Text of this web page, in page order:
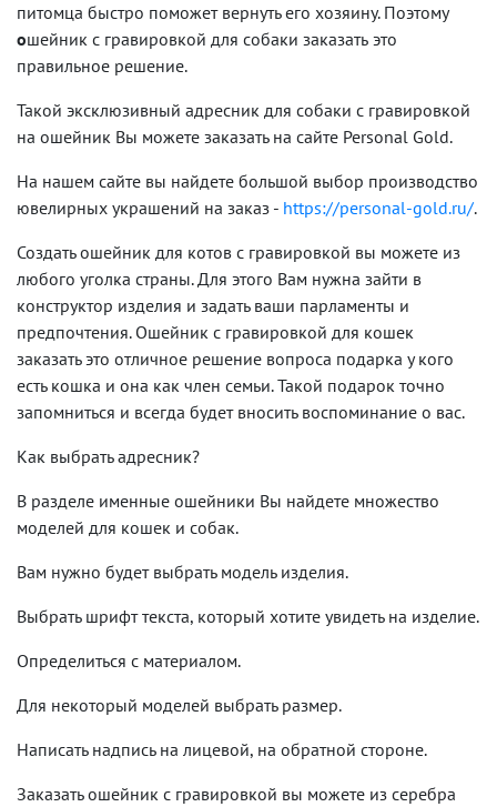
питомца быстро поможет вернуть его хозяину. Поэтому
ошейник с гравировкой для собаки заказать это
правильное решение.
Такой эксклюзивный адресник для собаки с гравировкой
на ошейник Вы можете заказать на сайте Personal Gold.
На нашем сайте вы найдете большой выбор производство
ювелирных украшений на заказ - https://personal-gold.ru/.
Создать ошейник для котов с гравировкой вы можете из
любого уголка страны. Для этого Вам нужна зайти в
конструктор изделия и задать ваши парламенты и
предпочтения. Ошейник с гравировкой для кошек
заказать это отличное решение вопроса подарка у кого
есть кошка и она как член семьи. Такой подарок точно
запомниться и всегда будет вносить воспоминание о вас.
Как выбрать адресник?
В разделе именные ошейники Вы найдете множество
моделей для кошек и собак.
Вам нужно будет выбрать модель изделия.
Выбрать шрифт текста, который хотите увидеть на изделие.
Определиться с материалом.
Для некоторый моделей выбрать размер.
Написать надпись на лицевой, на обратной стороне.
Заказать ошейник с гравировкой вы можете из серебра